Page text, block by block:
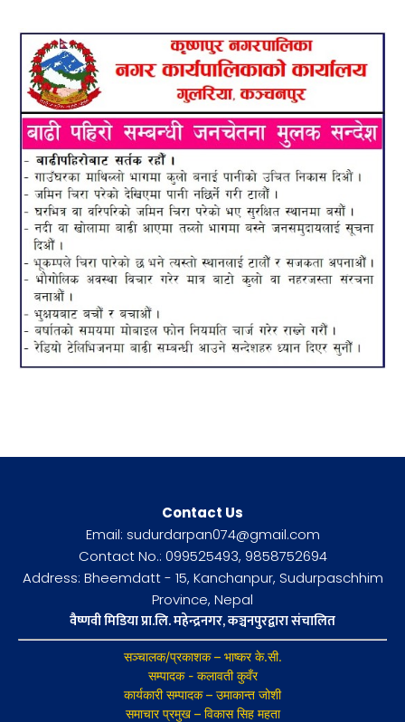
Contact Us
Email: sudurdarpan074@gmail.com
Contact No.: 099525493, 9858752694
Address: Bheemdatt - 15, Kanchanpur, Sudurpaschhim
Province, Nepal
वैष्णवी मिडिया प्रा.लि. महेन्द्रनगर, कञ्चनपुरद्वारा संचालित
सञ्चालक/प्रकाशक – भाष्कर के.सी.
सम्पादक - कलावती कुवँर
कार्यकारी सम्पादक – उमाकान्त जोशी
समाचार प्रमुख – विकास सिह महता